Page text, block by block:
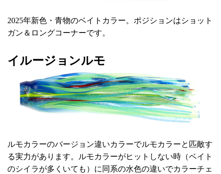
2025年新色・青物のベイトカラー。ポジションはショット
ガン＆ロングコーナーです。
イルージョンルモ
ルモカラーのバージョン違いカラーでルモカラーと匹敵す
る実力があります。ルモカラーがヒットしない時（ベイト
のシイラが多くいても）に同系の水色の違いでカラーチェ